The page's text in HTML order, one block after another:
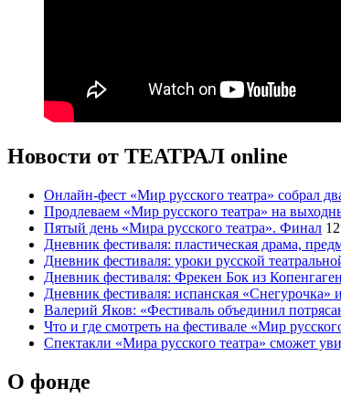
Новости от ТЕАТРАЛ online
Онлайн-фест «Мир русского театра» собрал
Продлеваем «Мир русского театра» на
Пятый день «Мира русского театра». Финал
Дневник фестиваля: пластическая драма,
Дневник фестиваля: уроки русской
Дневник фестиваля: Фрекен Бок из
Дневник фестиваля: испанская «Снегурочка»
Валерий Яков: «Фестиваль объединил
Что и где смотреть на фестивале «Мир
Спектакли «Мира русского театра» сможет
О фонде